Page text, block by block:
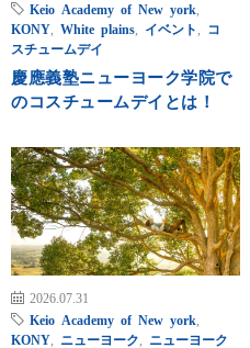
Keio Academy of New york
KONY
White plains イベント
コ
スチュームデイ
慶應義塾ニューヨーク学院で
のコスチュームデイとは！
2026.07.31
Keio Academy of New york
KONY
ニューヨーク
ニューヨーク